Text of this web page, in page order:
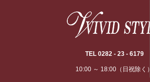
TEL 0282 - 23 - 6179
10:00 ～ 18:00（日祝除く）